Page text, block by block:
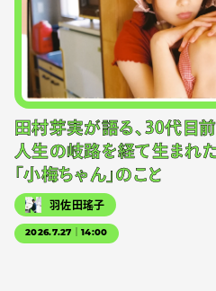
田村芽実が語る、30代目前
人生の岐路を経て生まれ
「小梅ちゃん」のこと
羽佐田瑤子
2026.7.27｜14:00